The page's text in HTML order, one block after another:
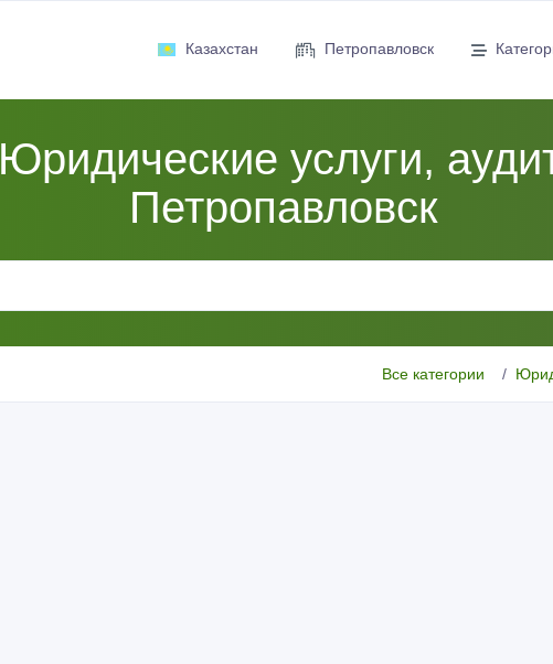
Казахстан Петропавловск
Юридические услуги,
Петропавловск
Все категории